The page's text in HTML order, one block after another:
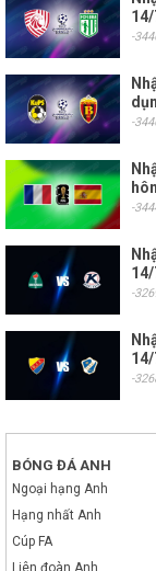
14/
-
-
-
14/
-
-
BÓNG ĐÁ ANH
Ngoại hạng Anh
Hạng nhất Anh
Cúp FA
Liên đoàn Anh